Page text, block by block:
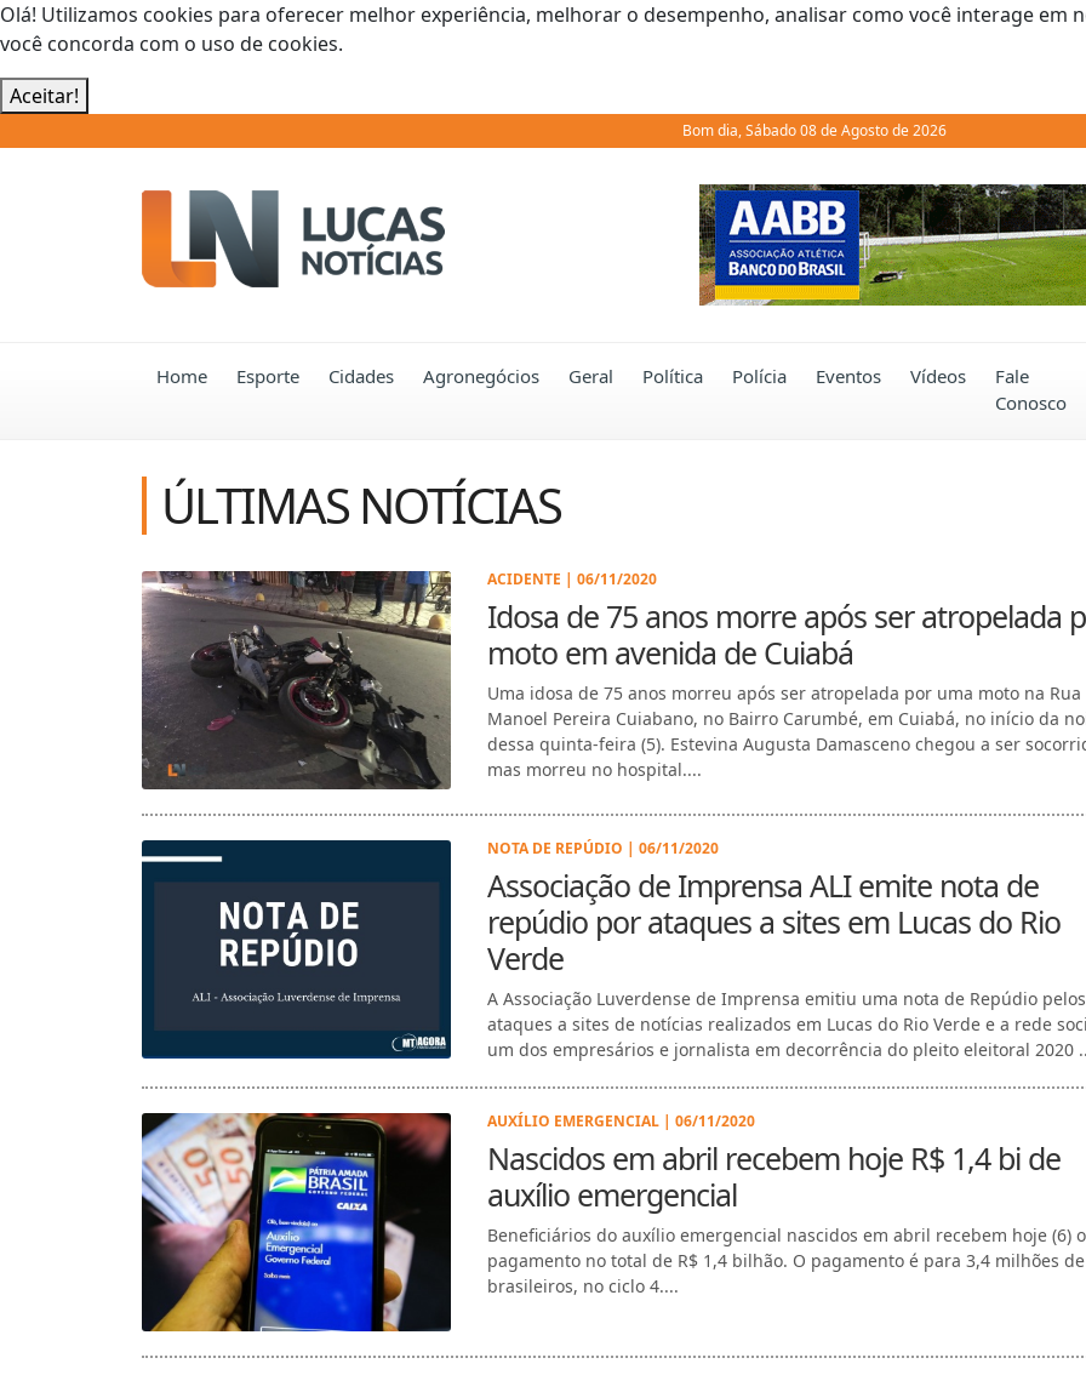
Olá! Utilizamos cookies para oferecer melhor experiência, melhorar o desempenho, analisar como você interage em
você concorda com o uso de cookies.
Aceitar!
Bom dia, Sábado 08 de Agosto de 2026
Previous
Cidades Agronegócios Geral Política Polícia Vídeos
Fale
Conosco
ÚLTIMAS NOTÍCIAS
Idosa de 75 anos morre após ser atropelada
moto em avenida de Cuiabá
Uma idosa de 75 anos morreu após ser atropelada por uma moto na Rua
Manoel Pereira Cuiabano, no Bairro Carumbé, em Cuiabá, no início da
dessa quinta-feira (5). Estevina Augusta Damasceno chegou a ser
mas morreu no hospital....
NOTA DE REPÚDIO | 06/11/2020
Associação de Imprensa ALI emite nota de
repúdio por ataques a sites em Lucas do Rio
Verde
A Associação Luverdense de Imprensa emitiu uma nota de Repúdio pelos
ataques a sites de notícias realizados em Lucas do Rio Verde e a rede
um dos empresários e jornalista em decorrência do pleito eleitoral 2020
AUXÍLIO EMERGENCIAL | 06/11/2020
Nascidos em abril recebem hoje R$ 1,4 bi de
auxílio emergencial
Beneficiários do auxílio emergencial nascidos em abril recebem hoje (6) o
pagamento no total de R$ 1,4 bilhão. O pagamento é para 3,4 milhões de
brasileiros, no ciclo 4....